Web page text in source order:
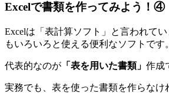
Excelで書類を作ってみよう！
Excelは「表計算ソフト」と言われて
もいろいろと使える便利なソフトです。
代表的なのが 「表を用いた書類」 作成
実務でも、表を使った書類を作らなけ